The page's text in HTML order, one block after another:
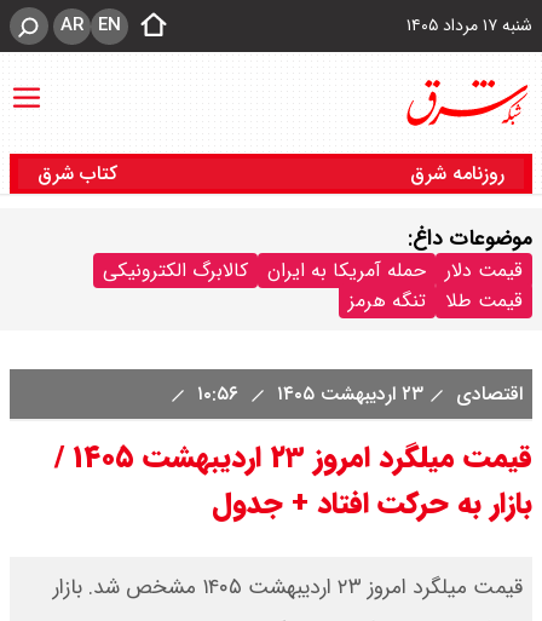
شنبه ۱۷ مرداد ۱۴۰۵ EN
AR
روزنامه شرق کتاب شرق
موضوعات داغ:
قیمت دلار حمله آمریکا به ایران
کالابرگ الکترونیکی
قیمت طلا
تنگه هرمز
اقتصادی ۲۳ اردیبهشت ۱۴۰۵
قیمت میلگرد امروز ۲۳ اردیبهشت ۱۴۰۵ /
بازار به حرکت افتاد + جدول
قیمت میلگرد امروز ۲۳ اردیبهشت ۱۴۰۵ مشخص شد. بازار